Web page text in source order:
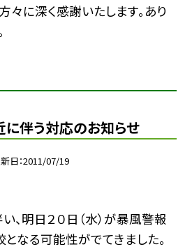
々に深く感謝いたします。あり
に伴う対応のお知らせ
日 2011/07/19
、明日２０日（水）が暴風警報
なる可能性がでてきました。